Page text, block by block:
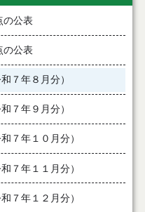
公表
公表
７年８月分）
７年９月分）
７年１０月分）
７年１１月分）
７年１２月分）